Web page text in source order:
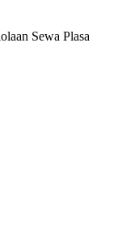
Sewa Plasa